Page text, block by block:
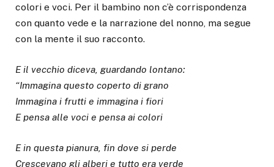
colori e voci. Per il bambino non c’è corrispondenza
con quanto vede e la narrazione del nonno, ma segue
con la mente il suo racconto.
E il vecchio diceva, guardando lontano:
“Immagina questo coperto di grano
Immagina i frutti e immagina i fiori
E pensa alle voci e pensa ai colori
E in questa pianura, fin dove si perde
Crescevano gli alberi e tutto era verde